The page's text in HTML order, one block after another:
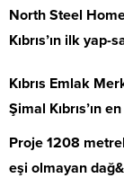
North Steel
Kıbrıs’ın ilk
Kıbrıs Emlak
Şimal Kıbrıs’ın
Proje 1208
eşi olmayan